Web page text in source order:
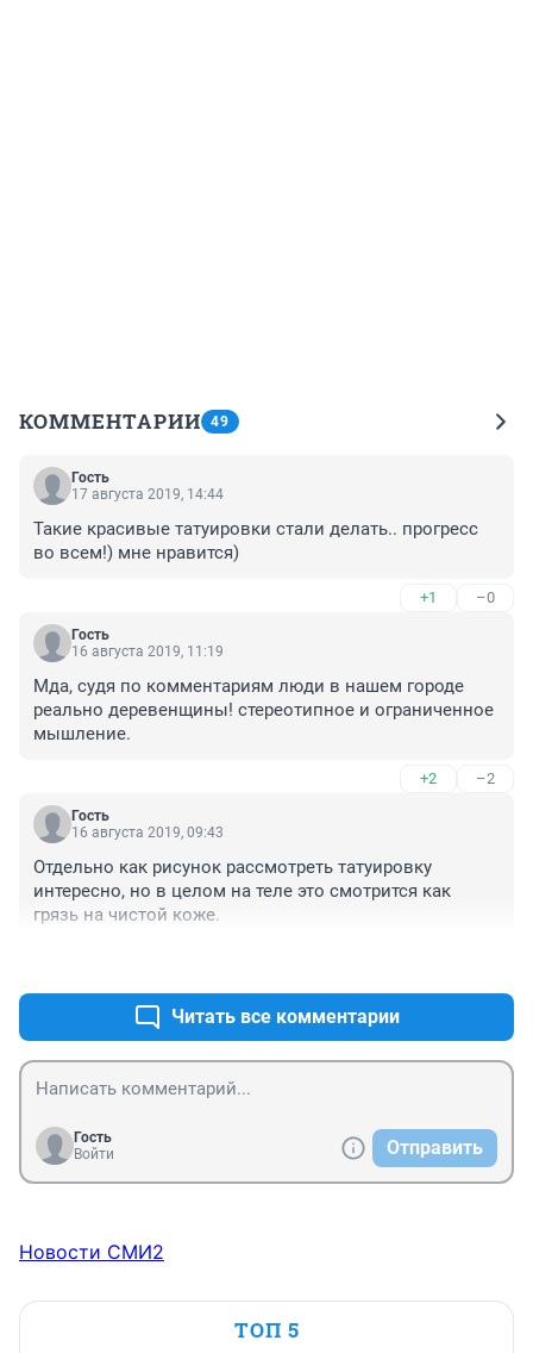
КОММЕНТАРИИ 49
Гость
17 августа 2019, 14:44
Такие красивые татуировки стали делать.. прогресс
во всем!) мне нравится)
+1 –0
Гость
16 августа 2019, 11:19
Мда, судя по комментариям люди в нашем городе
реально деревенщины! стереотипное и ограниченное
мышление.
+2 –2
Гость
16 августа 2019, 09:43
Отдельно как рисунок рассмотреть татуировку
интересно, но в целом на теле это смотрится как
грязь на чистой коже.
Читать все комментарии
Гость
Войти
Отправить
Новости СМИ2
ТОП 5